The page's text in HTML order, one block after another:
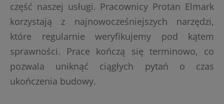
część naszej usługi. Pracownicy Protan Elmark
korzystają z najnowocześniejszych narzędzi,
które regularnie weryfikujemy pod kątem
sprawności. Prace kończą się terminowo, co
pozwala uniknąć ciągłych pytań o czas
ukończenia budowy.